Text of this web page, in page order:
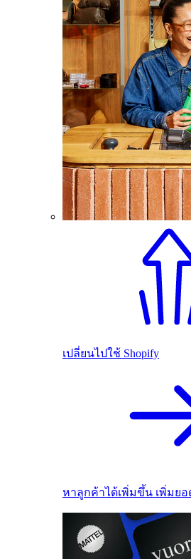
เปลี่ยนไปใช้ Shopify
หาลูกค้าได้เพิ่มขึ้น เพิ่มย